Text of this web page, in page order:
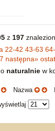
z 197
22-42 43-63
następna»
naturalniew
Nazwa